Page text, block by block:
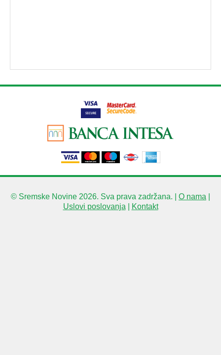
© Sremske Novine 2026. Sva prava zadržana. | O nama
Uslovi poslovanja| Kontakt